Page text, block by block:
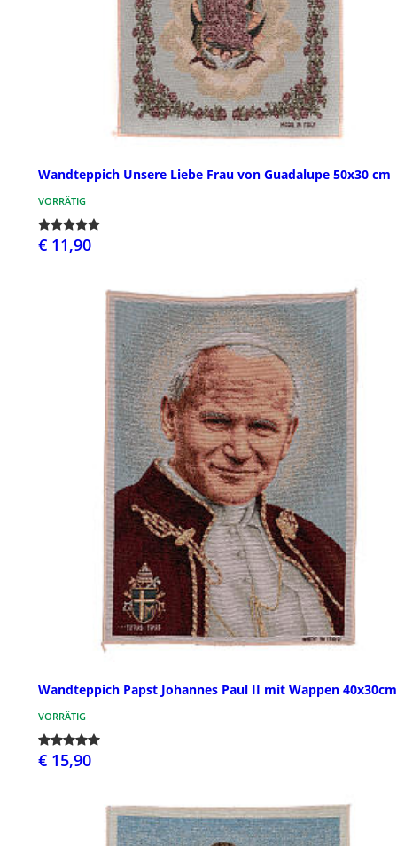
Wandteppich Unsere Liebe Frau von Guadalupe 50x30 cm
VORRÄTIG
€ 11,90
Wandteppich Papst Johannes Paul II mit Wappen 40x30cm
VORRÄTIG
€ 15,90